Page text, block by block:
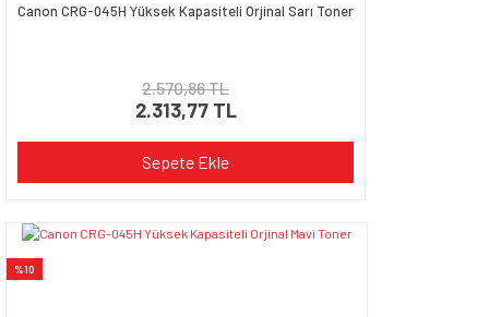
Canon CRG-045H Yüksek Kapasiteli Orjinal Sarı Toner
2.570,86 TL
2.313,77 TL
Sepete Ekle
%10